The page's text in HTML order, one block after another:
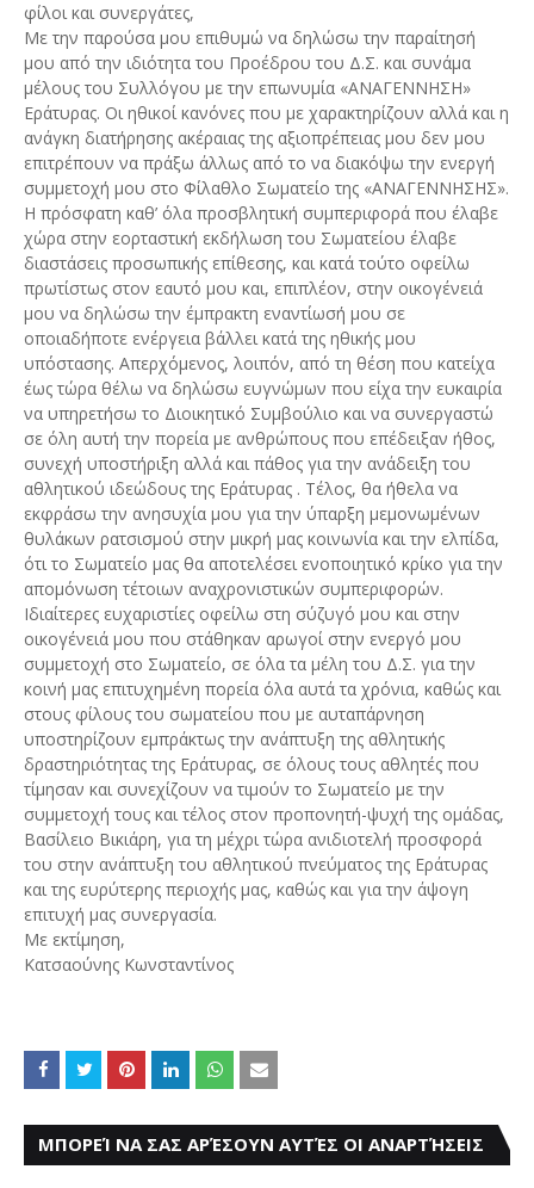
φίλοι και συνεργάτες,
Με την παρούσα μου επιθυμώ να δηλώσω την παραίτησή
μου από την ιδιότητα του Προέδρου του Δ.Σ. και συνάμα
μέλους του Συλλόγου με την επωνυμία «ΑΝΑΓΕΝΝΗΣΗ»
Εράτυρας. Οι ηθικοί κανόνες που με χαρακτηρίζουν αλλά και η
ανάγκη διατήρησης ακέραιας της αξιοπρέπειας μου δεν μου
επιτρέπουν να πράξω άλλως από το να διακόψω την ενεργή
συμμετοχή μου στο Φίλαθλο Σωματείο της «ΑΝΑΓΕΝΝΗΣΗΣ».
Η πρόσφατη καθ’ όλα προσβλητική συμπεριφορά που έλαβε
χώρα στην εορταστική εκδήλωση του Σωματείου έλαβε
διαστάσεις προσωπικής επίθεσης, και κατά τούτο οφείλω
πρωτίστως στον εαυτό μου και, επιπλέον, στην οικογένειά
μου να δηλώσω την έμπρακτη εναντίωσή μου σε
οποιαδήποτε ενέργεια βάλλει κατά της ηθικής μου
υπόστασης. Απερχόμενος, λοιπόν, από τη θέση που κατείχα
έως τώρα θέλω να δηλώσω ευγνώμων που είχα την ευκαιρία
να υπηρετήσω το Διοικητικό Συμβούλιο και να συνεργαστώ
σε όλη αυτή την πορεία με ανθρώπους που επέδειξαν ήθος,
συνεχή υποστήριξη αλλά και πάθος για την ανάδειξη του
αθλητικού ιδεώδους της Εράτυρας . Τέλος, θα ήθελα να
εκφράσω την ανησυχία μου για την ύπαρξη μεμονωμένων
θυλάκων ρατσισμού στην μικρή μας κοινωνία και την ελπίδα,
ότι το Σωματείο μας θα αποτελέσει ενοποιητικό κρίκο για την
απομόνωση τέτοιων αναχρονιστικών συμπεριφορών.
Ιδιαίτερες ευχαριστίες οφείλω στη σύζυγό μου και στην
οικογένειά μου που στάθηκαν αρωγοί στην ενεργό μου
συμμετοχή στο Σωματείο, σε όλα τα μέλη του Δ.Σ. για την
κοινή μας επιτυχημένη πορεία όλα αυτά τα χρόνια, καθώς και
στους φίλους του σωματείου που με αυταπάρνηση
υποστηρίζουν εμπράκτως την ανάπτυξη της αθλητικής
δραστηριότητας της Εράτυρας, σε όλους τους αθλητές που
τίμησαν και συνεχίζουν να τιμούν το Σωματείο με την
συμμετοχή τους και τέλος στον προπονητή-ψυχή της ομάδας,
Βασίλειο Βικιάρη, για τη μέχρι τώρα ανιδιοτελή προσφορά
του στην ανάπτυξη του αθλητικού πνεύματος της Εράτυρας
και της ευρύτερης περιοχής μας, καθώς και για την άψογη
επιτυχή μας συνεργασία.
Με εκτίμηση,
Κατσαούνης Κωνσταντίνος
ΜΠΟΡΕΊ ΝΑ ΣΑΣ ΑΡΈΣΟΥΝ ΑΥΤΈΣ ΟΙ ΑΝΑΡΤΉΣΕΙΣ